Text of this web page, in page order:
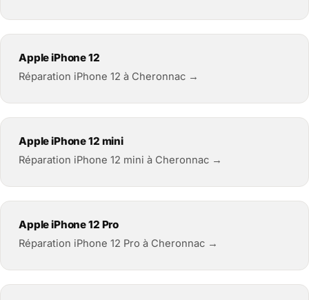
Apple iPhone 12
Réparation iPhone 12 à Cheronnac →
Apple iPhone 12 mini
Réparation iPhone 12 mini à Cheronnac →
Apple iPhone 12 Pro
Réparation iPhone 12 Pro à Cheronnac →